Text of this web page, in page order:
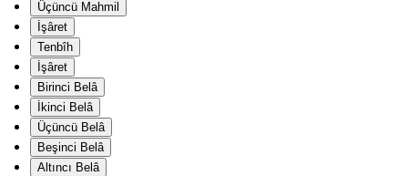
Üçüncü Mahmil
İşâret
Tenbîh
İşâret
Birinci Belâ
İkinci Belâ
Üçüncü Belâ
Beşinci Belâ
Altıncı Belâ